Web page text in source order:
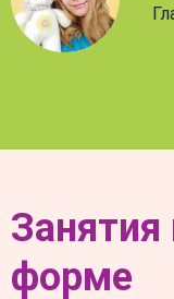
Занятия
форме